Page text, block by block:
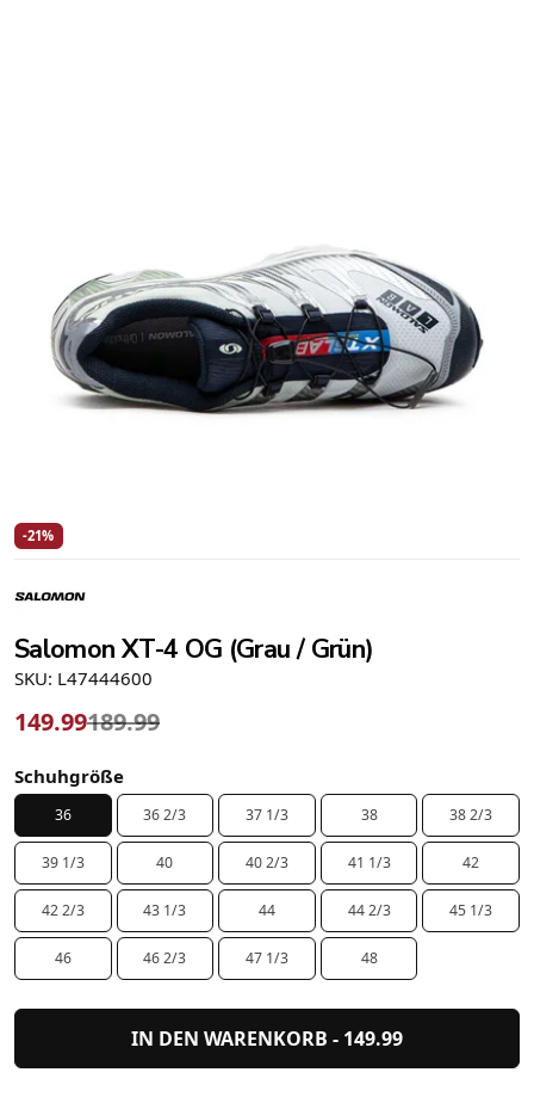
-21%
Salomon XT-4 OG (Grau / Grün)
SKU: L47444600
149.99189.99
Schuhgröße
36 36 2/3 37 1/3 38 38 2/3
39 1/3 40 40 2/3 41 1/3 42
42 2/3 43 1/3 44 44 2/3 45 1/3
46 46 2/3 47 1/3 48
IN DEN WARENKORB - 149.99